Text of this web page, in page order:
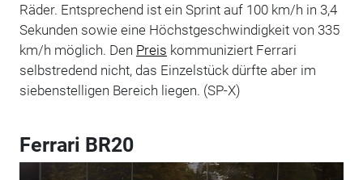
Räder. Entsprechend ist ein Sprint auf 100 km/h in 3,4
Sekunden sowie eine Höchstgeschwindigkeit von 335
km/h möglich. Den Preis kommuniziert Ferrari
selbstredend nicht, das Einzelstück dürfte aber im
siebenstelligen Bereich liegen. (SP-X)
Ferrari BR20